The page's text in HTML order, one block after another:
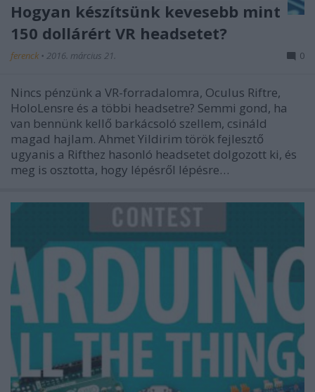
Hogyan készítsünk kevesebb mint
150 dollárért VR headsetet?
ferenck • 2016. március 21. 0
Nincs pénzünk a VR-forradalomra, Oculus Riftre,
HoloLensre és a többi headsetre? Semmi gond, ha
van bennünk kellő barkácsoló szellem, csináld
magad hajlam. Ahmet Yildirim török fejlesztő
ugyanis a Rifthez hasonló headsetet dolgozott ki, és
meg is osztotta, hogy lépésről lépésre…